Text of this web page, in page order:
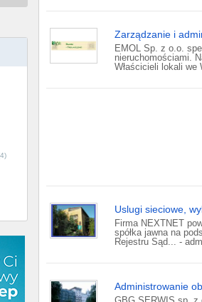
Zarządzanie i
EMOL Sp. z o.o.
nieruchomościami.
Właścicieli lokali
Uslugi sieciowe,
Firma NEXTNET
spółka jawna na
Rejestru Sąd... -
Administrowanie